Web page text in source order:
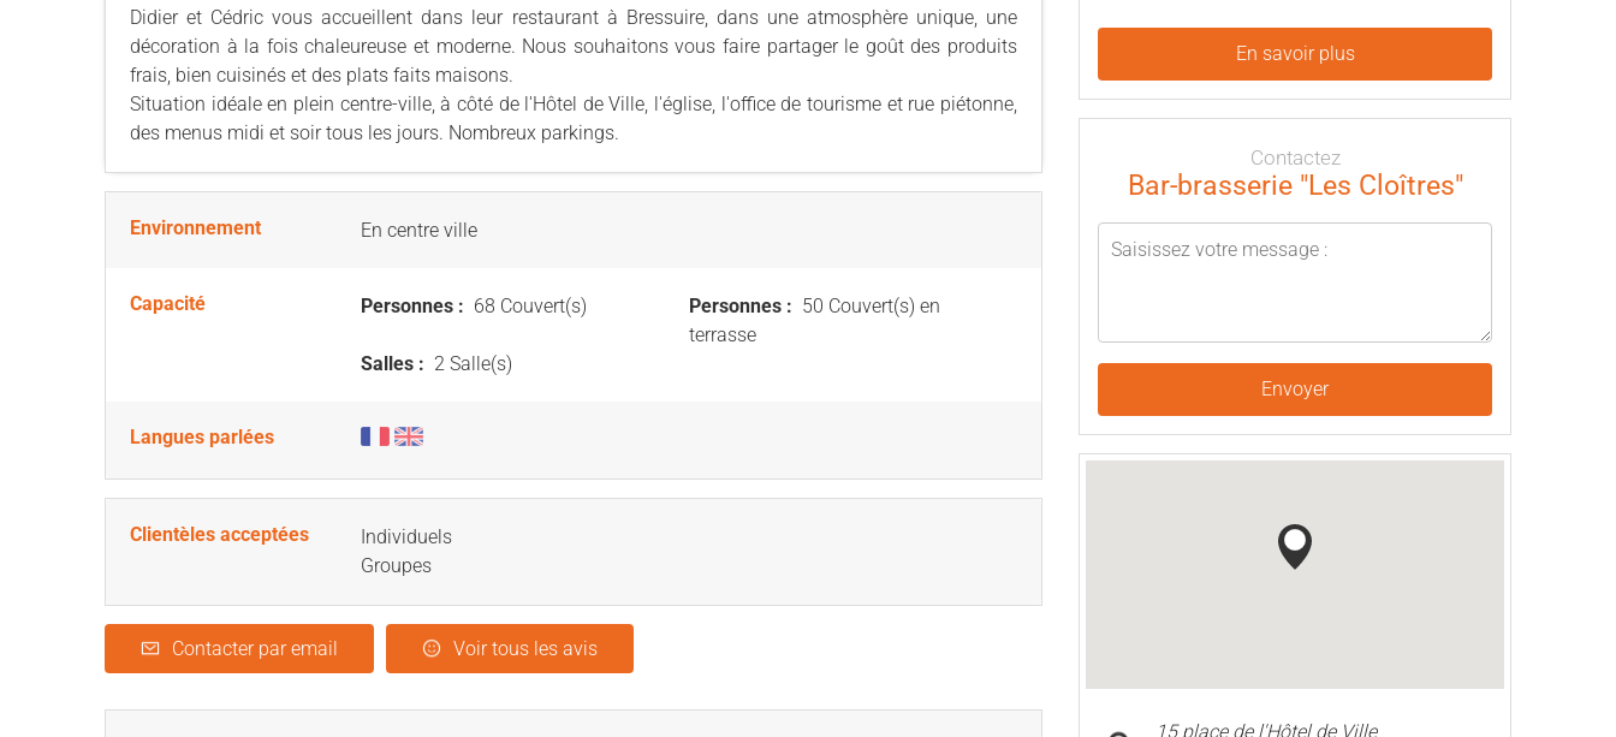
Didier et Cédric vous accueillent dans leur restaurant à Bressuire, dans une atmosphère unique, une
décoration à la fois chaleureuse et moderne. Nous souhaitons vous faire partager le goût des produits
frais, bien cuisinés et des plats faits maisons.
Situation idéale en plein centre-ville, à côté de l'Hôtel de Ville, l'église, l'office de tourisme et rue piétonne,
des menus midi et soir tous les jours. Nombreux parkings.
Environnement En centre ville
Capacité Personnes : 68 Couvert(s) Personnes : 50 Couvert(s) en
terrasse
Salles : 2 Salle(s)
Langues parlées
Clientèles acceptées
Individuels
Groupes
Contacter par email Voir tous les avis
En savoir plus
Contactez
Bar-brasserie "Les Cloîtres"
Envoyer
15 place de l'Hôtel de Ville